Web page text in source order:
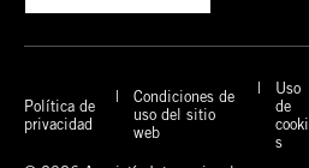
Política de
privacidad
Condiciones de
uso del sitio
web
Uso
de
s